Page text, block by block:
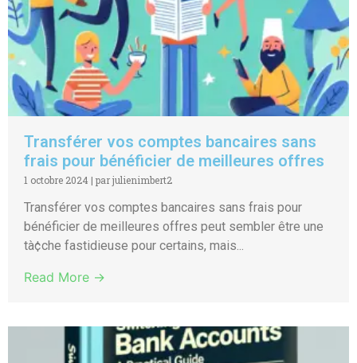
Transférer vos comptes bancaires sans
frais pour bénéficier de meilleures offres
1 octobre 2024 | par julienimbert2
Transférer vos comptes bancaires sans frais pour
bénéficier de meilleures offres peut sembler être une
tà¢che fastidieuse pour certains, mais...
Read More →